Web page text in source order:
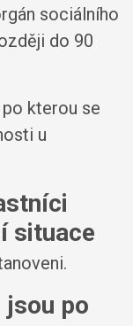
sociálního
do 90
kterou se
u
situace
po